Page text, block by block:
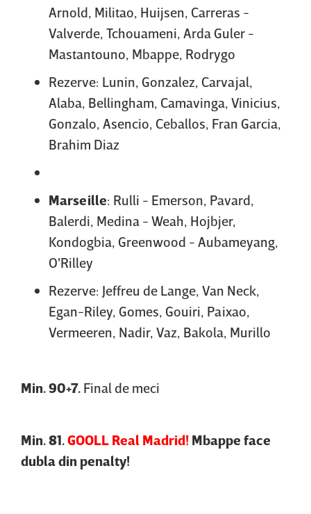
Arnold, Militao, Huijsen, Carreras -
Valverde, Tchouameni, Arda Guler -
Mastantouno, Mbappe, Rodrygo
Rezerve: Lunin, Gonzalez, Carvajal,
Alaba, Bellingham, Camavinga, Vinicius,
Gonzalo, Asencio, Ceballos, Fran Garcia,
Brahim Diaz
Marseille: Rulli - Emerson, Pavard,
Balerdi, Medina - Weah, Hojbjer,
Kondogbia, Greenwood - Aubameyang,
O'Rilley
Rezerve: Jeffreu de Lange, Van Neck,
Egan-Riley, Gomes, Gouiri, Paixao,
Vermeeren, Nadir, Vaz, Bakola, Murillo
Min. 90+7. Final de meci
Min. 81. GOOLL Real Madrid! Mbappe face
dubla din penalty!